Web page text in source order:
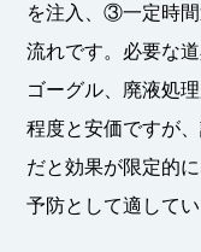
を注入、③一定時
流れです。必要な
ゴーグル、廃液処
程度と安価ですが
だと効果が限定的
予防として適してい